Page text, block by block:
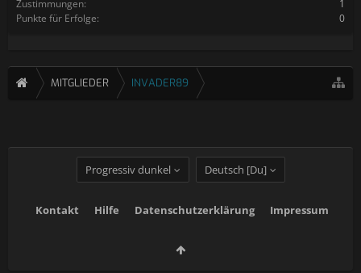
Zustimmungen:
1
Punkte für Erfolge:
0
MITGLIEDER INVADER89
Progressiv dunkel Deutsch [Du]
Kontakt Hilfe Datenschutzerklärung Impressum